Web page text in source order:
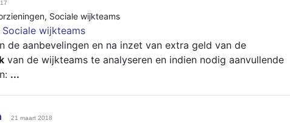
, Sociale wijkteams
Sociale wijkteams
de aanbevelingen en na inzet van extra geld van de
van de wijkteams te analyseren en indien nodig aanvullende
...
21 maart 2018